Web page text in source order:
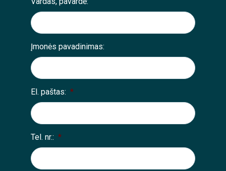
Įmonės pavadinimas:
El. paštas: *
Tel. nr.: *